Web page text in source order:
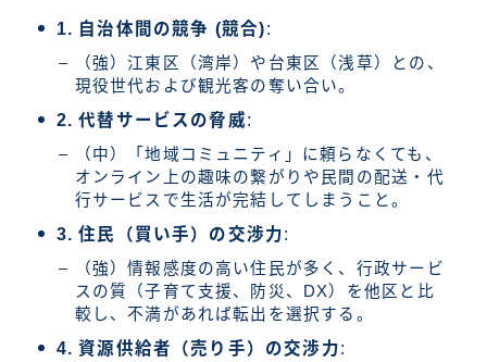
1. 自治体間の競争 (競合):
（強）江東区（湾岸）や台東区（浅草）との、
現役世代および観光客の奪い合い。
2. 代替サービスの脅威:
（中）「地域コミュニティ」に頼らなくても、
オンライン上の趣味の繋がりや民間の配送・代
行サービスで生活が完結してしまうこと。
3. 住民（買い手）の交渉力:
（強）情報感度の高い住民が多く、行政サービ
スの質（子育て支援、防災、DX）を他区と比
較し、不満があれば転出を選択する。
4. 資源供給者（売り手）の交渉力: